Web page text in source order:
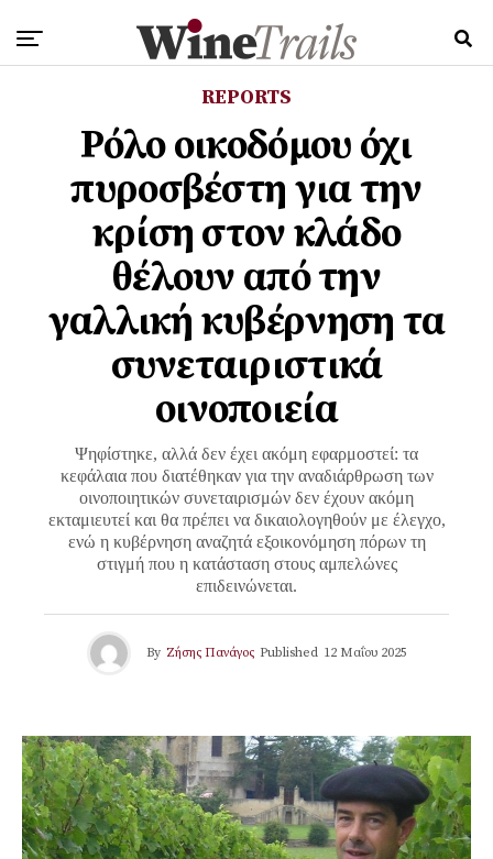
REPORTS
Ρόλο οικοδόμου όχι
πυροσβέστη για την
κρίση στον κλάδο
θέλουν από την
γαλλική κυβέρνηση τα
συνεταιριστικά
οινοποιεία
Ψηφίστηκε, αλλά δεν έχει ακόμη εφαρμοστεί: τα
κεφάλαια που διατέθηκαν για την αναδιάρθρωση των
οινοποιητικών συνεταιρισμών δεν έχουν ακόμη
εκταμιευτεί και θα πρέπει να δικαιολογηθούν με έλεγχο,
ενώ η κυβέρνηση αναζητά εξοικονόμηση πόρων τη
στιγμή που η κατάσταση στους αμπελώνες
επιδεινώνεται.
By Ζήσης Πανάγος Published 12 Μαΐου 2025